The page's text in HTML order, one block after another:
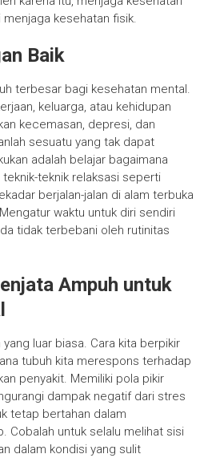
kesehatan fisik.
Baik
terbesar bagi kesehatan mental.
keluarga, atau kehidupan
kecemasan, depresi, dan
sesuatu yang tak dapat
adalah belajar bagaimana
teknik relaksasi seperti
berjalan-jalan di alam terbuka
waktu untuk diri sendiri
tidak terbebani oleh rutinitas
Ampuh untuk
luar biasa. Cara kita berpikir
tubuh kita merespons terhadap
penyakit. Memiliki pola pikir
dampak negatif dari stres
tetap bertahan dalam
Cobalah untuk selalu melihat sisi
dalam kondisi yang sulit